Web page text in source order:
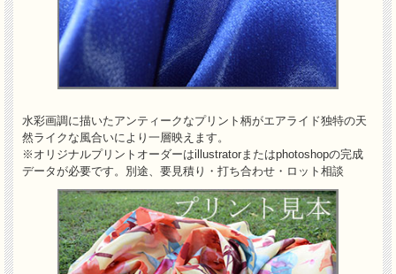
水彩画調に描いたアンティークなプリント柄がエアライド独特の天
然ライクな風合いにより一層映えます。
※オリジナルプリントオーダーはillustratorまたはphotoshopの完成
データが必要です。別途、要見積り・打ち合わせ・ロット相談